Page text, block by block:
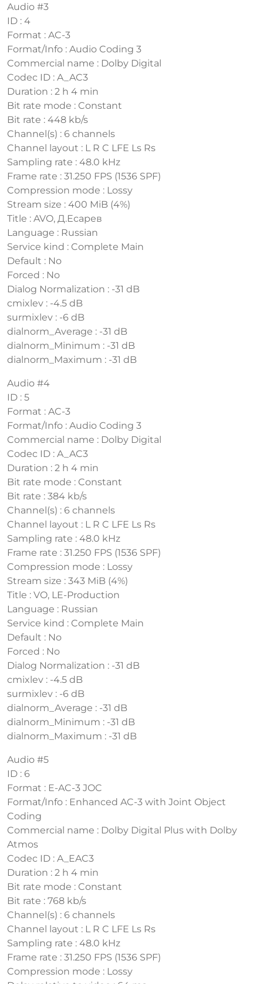
Audio #3
ID : 4
Format : AC-3
Format/Info : Audio Coding 3
Commercial name : Dolby Digital
Codec ID : A_AC3
Duration : 2 h 4 min
Bit rate mode : Constant
Bit rate : 448 kb/s
Channel(s) : 6 channels
Channel layout : L R C LFE Ls Rs
Sampling rate : 48.0 kHz
Frame rate : 31.250 FPS (1536 SPF)
Compression mode : Lossy
Stream size : 400 MiB (4%)
Title : AVO, Д.Есарев
Language : Russian
Service kind : Complete Main
Default : No
Forced : No
Dialog Normalization : -31 dB
cmixlev : -4.5 dB
surmixlev : -6 dB
dialnorm_Average : -31 dB
dialnorm_Minimum : -31 dB
dialnorm_Maximum : -31 dB
Audio #4
ID : 5
Format : AC-3
Format/Info : Audio Coding 3
Commercial name : Dolby Digital
Codec ID : A_AC3
Duration : 2 h 4 min
Bit rate mode : Constant
Bit rate : 384 kb/s
Channel(s) : 6 channels
Channel layout : L R C LFE Ls Rs
Sampling rate : 48.0 kHz
Frame rate : 31.250 FPS (1536 SPF)
Compression mode : Lossy
Stream size : 343 MiB (4%)
Title : VO, LE-Production
Language : Russian
Service kind : Complete Main
Default : No
Forced : No
Dialog Normalization : -31 dB
cmixlev : -4.5 dB
surmixlev : -6 dB
dialnorm_Average : -31 dB
dialnorm_Minimum : -31 dB
dialnorm_Maximum : -31 dB
Audio #5
ID : 6
Format : E-AC-3 JOC
Format/Info : Enhanced AC-3 with Joint Object
Coding
Commercial name : Dolby Digital Plus with Dolby
Atmos
Codec ID : A_EAC3
Duration : 2 h 4 min
Bit rate mode : Constant
Bit rate : 768 kb/s
Channel(s) : 6 channels
Channel layout : L R C LFE Ls Rs
Sampling rate : 48.0 kHz
Frame rate : 31.250 FPS (1536 SPF)
Compression mode : Lossy